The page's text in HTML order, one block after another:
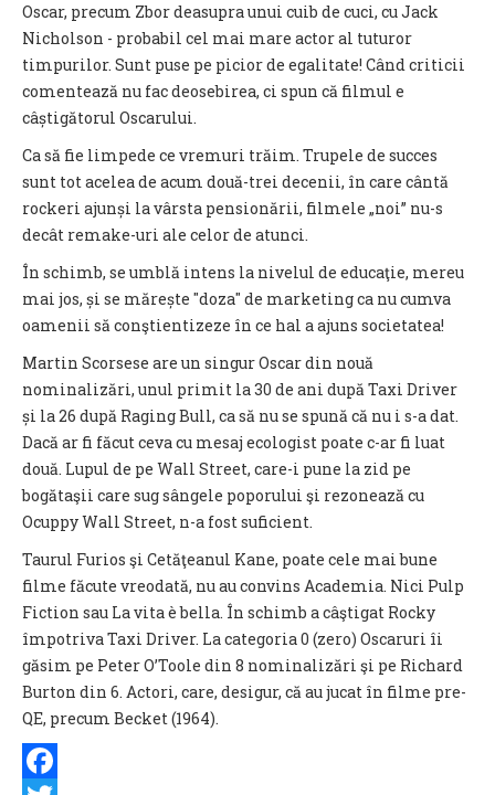
Oscar, precum Zbor deasupra unui cuib de cuci, cu Jack
Nicholson - probabil cel mai mare actor al tuturor
timpurilor. Sunt puse pe picior de egalitate! Când criticii
comentează nu fac deosebirea, ci spun că filmul e
câștigătorul Oscarului.
Ca să fie limpede ce vremuri trăim. Trupele de succes
sunt tot acelea de acum două-trei decenii, în care cântă
rockeri ajunși la vârsta pensionării, filmele „noi” nu-s
decât remake-uri ale celor de atunci.
În schimb, se umblă intens la nivelul de educaţie, mereu
mai jos, și se mărește "doza" de marketing ca nu cumva
oamenii să conştientizeze în ce hal a ajuns societatea!
Martin Scorsese are un singur Oscar din nouă
nominalizări, unul primit la 30 de ani după Taxi Driver
și la 26 după Raging Bull, ca să nu se spună că nu i s-a dat.
Dacă ar fi făcut ceva cu mesaj ecologist poate c-ar fi luat
două. Lupul de pe Wall Street, care-i pune la zid pe
bogătaşii care sug sângele poporului şi rezonează cu
Ocuppy Wall Street, n-a fost suficient.
Taurul Furios şi Cetăţeanul Kane, poate cele mai bune
filme făcute vreodată, nu au convins Academia. Nici Pulp
Fiction sau La vita è bella. În schimb a câştigat Rocky
împotriva Taxi Driver. La categoria 0 (zero) Oscaruri îi
găsim pe Peter O’Toole din 8 nominalizări şi pe Richard
Burton din 6. Actori, care, desigur, că au jucat în filme pre-
QE, precum Becket (1964).